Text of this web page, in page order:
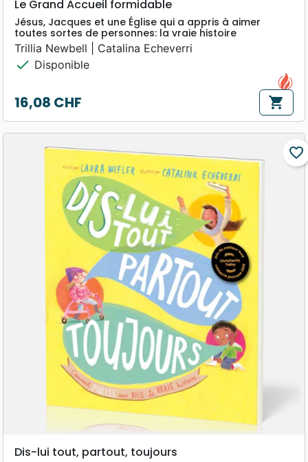
Le Grand Accueil formidable
Jésus, Jacques et une Église qui a appris à aimer
toutes sortes de personnes: la vraie histoire
Trillia Newbell | Catalina Echeverri
check Disponible
Prix
16,08 CHF shopping_cart
favorite_border
Dis-lui tout, partout, toujours